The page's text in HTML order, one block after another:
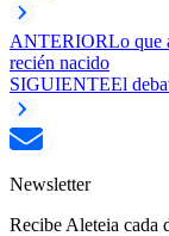
ANTERIORLo que
recién nacido
SIGUIENTEEl
Newsletter
Recibe Aleteia cada